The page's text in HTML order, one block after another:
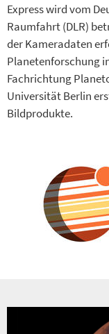
Express wird vom
Raumfahrt (DLR)
der Kameradaten
Planetenforschung
Fachrichtung
Universität Berlin
Bildprodukte.